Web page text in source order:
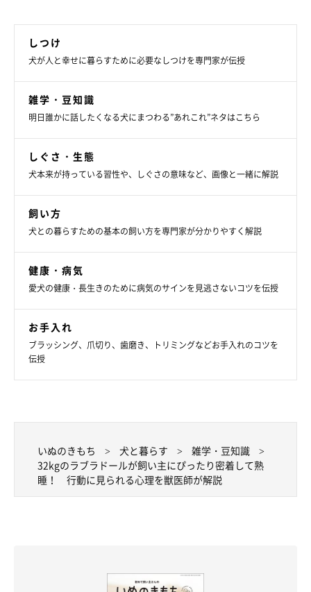
しつけ
犬が人と幸せに暮らすために必要なしつけを専門家が伝授
雑学・豆知識
明日誰かに話したくなる犬にまつわる”あれこれ”ネタはこちら
しぐさ・生態
犬本来が持っている習性や、しぐさの意味など、画像と一緒に解説
飼い方
犬との暮らすための基本の飼い方を専門家が分かりやすく解説
健康・病気
愛犬の健康・長生きのために病気のサインを見逃さないコツを伝授
お手入れ
ブラッシング、爪切り、歯磨き、トリミングなどお手入れのコツを
伝授
いぬのきもち 犬と暮らす
雑学・豆知識
32kgのラブラドールが飼い主にぴったり密着して熟
睡！ 行動に見られる心理を獣医師が解説